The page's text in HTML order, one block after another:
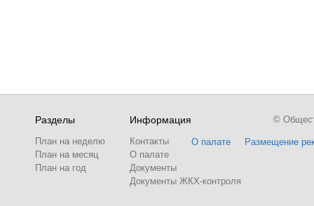
Разделы
План на неделю
План на месяц
План на год
Информация
Контакты
О палате
Документы
Документы ЖКХ-контроля
О палате Размещение
©